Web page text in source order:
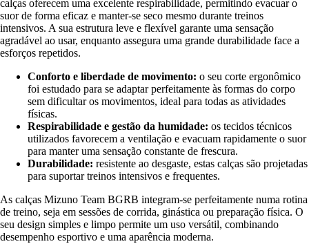
calças oferecem uma excelente respirabilidade, permitindo evacuar o
suor de forma eficaz e manter-se seco mesmo durante treinos
intensivos. A sua estrutura leve e flexível garante uma sensação
agradável ao usar, enquanto assegura uma grande durabilidade face a
esforços repetidos.
Conforto e liberdade de movimento: o seu corte ergonômico
foi estudado para se adaptar perfeitamente às formas do corpo
sem dificultar os movimentos, ideal para todas as atividades
físicas.
Respirabilidade e gestão da humidade: os tecidos técnicos
utilizados favorecem a ventilação e evacuam rapidamente o suor
para manter uma sensação constante de frescura.
Durabilidade: resistente ao desgaste, estas calças são projetadas
para suportar treinos intensivos e frequentes.
As calças Mizuno Team BGRB integram-se perfeitamente numa rotina
de treino, seja em sessões de corrida, ginástica ou preparação física. O
seu design simples e limpo permite um uso versátil, combinando
desempenho esportivo e uma aparência moderna.